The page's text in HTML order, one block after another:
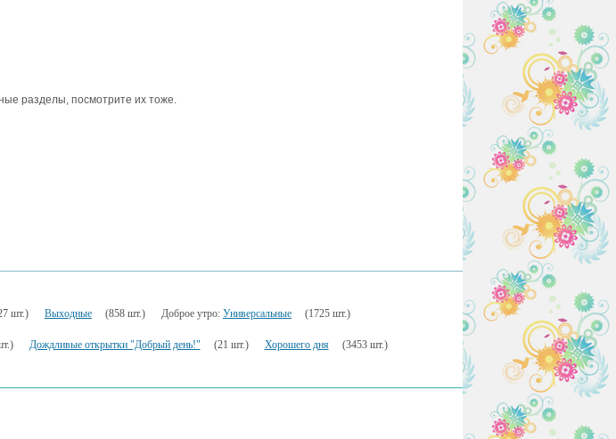
разделы, посмотрите их тоже.
шт.) Выходные (858 шт.) Доброе утро: Универсальные (1725 шт.)
Дождливые открытки "Добрый день!" (21 шт.) Хорошего дня (3453 шт.)